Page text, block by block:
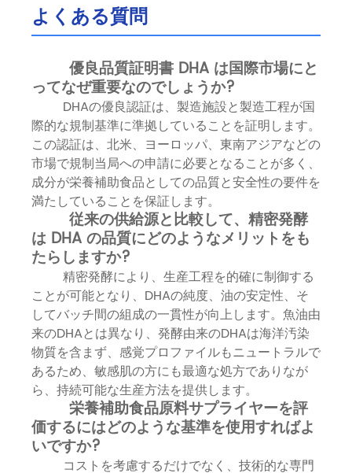
よくある質問
優良品質証明書 DHA は国際市場にと
ってなぜ重要なのでしょうか?
DHAの優良認証は、製造施設と製造工程が国
際的な規制基準に準拠していることを証明します。
この認証は、北米、ヨーロッパ、東南アジアなどの
市場で規制当局への申請に必要となることが多く、
成分が栄養補助食品としての品質と安全性の要件を
満たしていることを保証します。
従来の供給源と比較して、精密発酵
は DHA の品質にどのようなメリットをも
たらしますか?
精密発酵により、生産工程を的確に制御する
ことが可能となり、DHAの純度、油の安定性、そ
してバッチ間の組成の一貫性が向上します。魚油由
来のDHAとは異なり、発酵由来のDHAは海洋汚染
物質を含まず、感覚プロファイルもニュートラルで
あるため、敏感肌の方にも最適な処方でありなが
ら、持続可能な生産方法を提供します。
栄養補助食品原料サプライヤーを評
価するにはどのような基準を使用すればよ
いですか?
コストを考慮するだけでなく、技術的な専門